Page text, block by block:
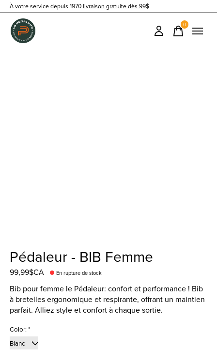
À votre service depuis 1970 livraison gratuite dès 99$
0items
Pédaleur - BIB Femme
99,99$CA En rupture de stock
Bib pour femme le Pédaleur: confort et performance ! Bib
à bretelles ergonomique et respirante, offrant un maintien
parfait. Alliez style et confort à chaque sortie.
Color:*